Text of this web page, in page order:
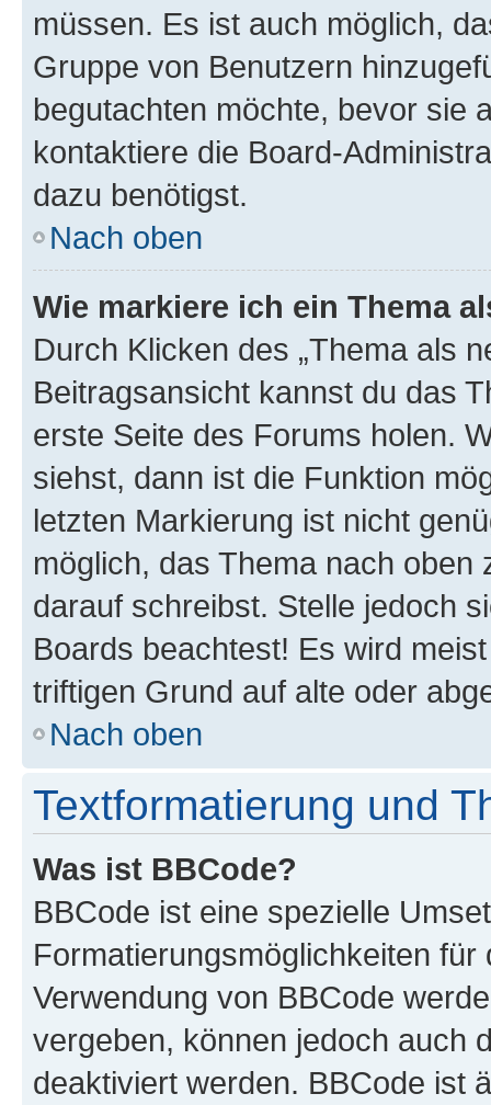
müssen. Es ist auch möglich,
Gruppe von Benutzern
begutachten möchte, bevor sie
kontaktiere die Board-
dazu benötigst.
Nach oben
Wie markiere ich ein Thema
Durch Klicken des „Thema als
Beitragsansicht kannst du das
erste Seite des Forums holen.
siehst, dann ist die Funktion
letzten Markierung ist nicht
möglich, das Thema nach oben
darauf schreibst. Stelle jedoch
Boards beachtest! Es wird
triftigen Grund auf alte oder
Nach oben
Textformatierung und
Was ist BBCode?
BBCode ist eine spezielle
Formatierungsmöglichkeiten
Verwendung von BBCode
vergeben, können jedoch auch
deaktiviert werden. BBCode ist